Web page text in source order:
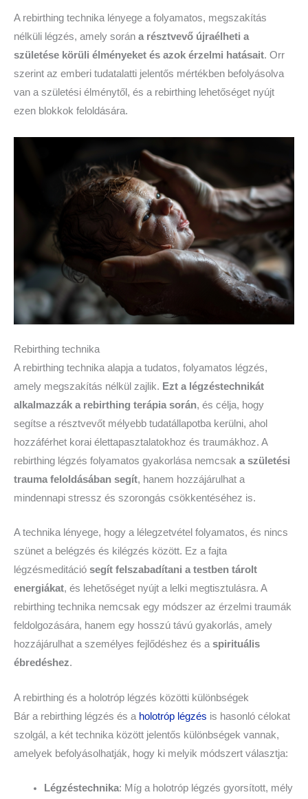
A rebirthing technika lényege a folyamatos, megszakítás
nélküli légzés, amely során a résztvevő újraélheti a
születése körüli élményeket és azok érzelmi hatásait. Orr
szerint az emberi tudatalatti jelentős mértékben befolyásolva
van a születési élménytől, és a rebirthing lehetőséget nyújt
ezen blokkok feloldására.
Rebirthing technika
A rebirthing technika alapja a tudatos, folyamatos légzés,
amely megszakítás nélkül zajlik. Ezt a légzéstechnikát
alkalmazzák a rebirthing terápia során, és célja, hogy
segítse a résztvevőt mélyebb tudatállapotba kerülni, ahol
hozzáférhet korai élettapasztalatokhoz és traumákhoz. A
rebirthing légzés folyamatos gyakorlása nemcsak a születési
trauma feloldásában segít, hanem hozzájárulhat a
mindennapi stressz és szorongás csökkentéséhez is.
A technika lényege, hogy a lélegzetvétel folyamatos, és nincs
szünet a belégzés és kilégzés között. Ez a fajta
légzésmeditáció segít felszabadítani a testben tárolt
energiákat, és lehetőséget nyújt a lelki megtisztulásra. A
rebirthing technika nemcsak egy módszer az érzelmi traumák
feldolgozására, hanem egy hosszú távú gyakorlás, amely
hozzájárulhat a személyes fejlődéshez és aspirituális
ébredéshez.
A rebirthing és a holotróp légzés közötti különbségek
Bár a rebirthing légzés és a holotróp légzés is hasonló célokat
szolgál, a két technika között jelentős különbségek vannak,
amelyek befolyásolhatják, hogy ki melyik módszert választja:
Légzéstechnika: Míg a holotróp légzés gyorsított, mély